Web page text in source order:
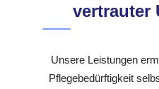
vertrauter
Unsere Leistungen
Pflegebedürftigkeit